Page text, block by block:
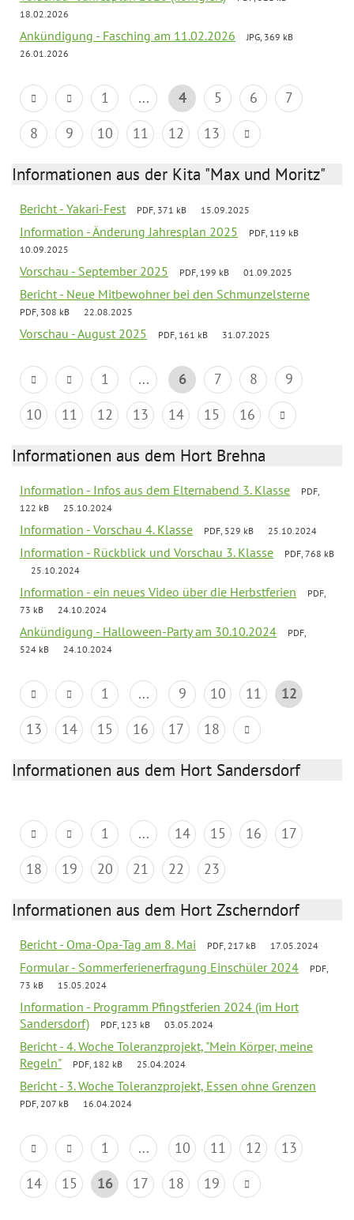
18.02.2026
Ankündigung - Fasching am 11.02.2026
JPG, 369 kB
26.01.2026
1 ... 4 5 6
7
8
9 10 11 12 13
Informationen aus der Kita "Max und Moritz"
Bericht - Yakari-Fest PDF, 371 kB 15.09.2025
Information - Änderung Jahresplan 2025
PDF, 119 kB
10.09.2025
Vorschau - September 2025 PDF, 199 kB 01.09.2025
Bericht - Neue Mitbewohner bei den Schmunzelsterne
PDF, 308 kB 22.08.2025
Vorschau - August 2025 PDF, 161 kB 31.07.2025
1 ... 6 7 8
9
10
11 12 13 14 15 16
Informationen aus dem Hort Brehna
Information - Infos aus dem Elternabend 3. Klasse
PDF,
122 kB
25.10.2024
Information - Vorschau 4. Klasse PDF, 529 kB 25.10.2024
Information - Rückblick und Vorschau 3. Klasse
PDF, 768 kB
25.10.2024
Information - ein neues Video über die Herbstferien
PDF,
73 kB
24.10.2024
Ankündigung - Halloween-Party am 30.10.2024
PDF,
524 kB
24.10.2024
1 ... 9 10 11
12
13
14 15 16 17 18
Informationen aus dem Hort Sandersdorf
1 ... 14 15 16
17
18
19 20 21 22 23
Informationen aus dem Hort Zscherndorf
Bericht - Oma-Opa-Tag am 8. Mai PDF, 217 kB 17.05.2024
Formular - Sommerferienerfragung Einschüler 2024
PDF,
73 kB
15.05.2024
Information - Programm Pfingstferien 2024 (im Hort
Sandersdorf)
PDF, 123 kB 03.05.2024
Bericht - 4. Woche Toleranzprojekt, "Mein Körper, meine
Regeln"
PDF, 182 kB 25.04.2024
Bericht - 3. Woche Toleranzprojekt, Essen ohne Grenzen
PDF, 207 kB 16.04.2024
1 ... 10 11 12
13
14
15 16 17 18 19